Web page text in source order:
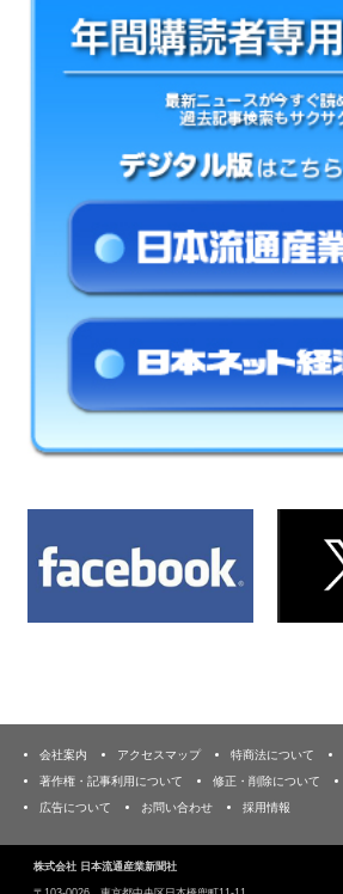
会社案内 アクセスマップ 特商法について
著作権・記事利用について
修正・削除について
広告について
お問い合わせ 採用情報
株式会社 日本流通産業新聞社